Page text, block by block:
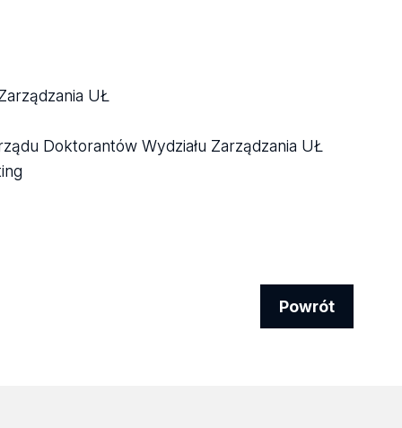
UŁ
Doktorantów Wydziału Zarządzania UŁ
Powrót